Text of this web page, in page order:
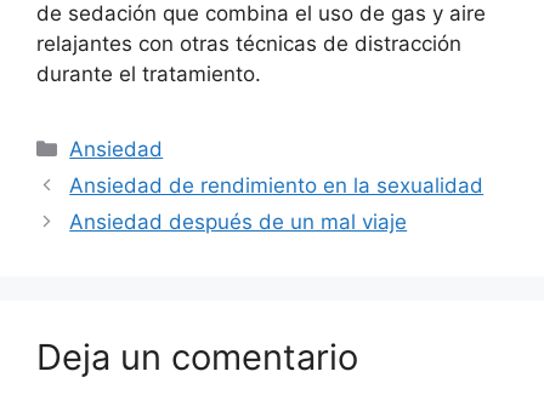
de sedación que combina el uso de gas y aire
relajantes con otras técnicas de distracción
durante el tratamiento.
Categorías
Ansiedad
Ansiedad de rendimiento en la sexualidad
Ansiedad después de un mal viaje
Deja un comentario